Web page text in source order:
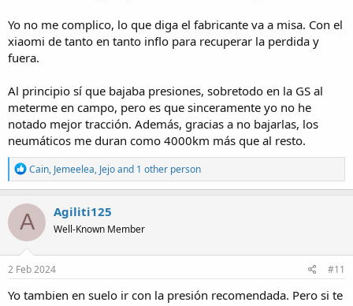
Yo no me complico, lo que diga el fabricante va a misa. Con el
xiaomi de tanto en tanto inflo para recuperar la perdida y
fuera.
Al principio sí que bajaba presiones, sobretodo en la GS al
meterme en campo, pero es que sinceramente yo no he
notado mejor tracción. Además, gracias a no bajarlas, los
neumáticos me duran como 4000km más que al resto.
R
e
a
c
t
o
n
s
Cain, Jemeelea, Jejoand 1 other person
A Agiliti125
Well-Known Member
2 Feb 2024 #11
Yo tambien en suelo ir con la presión recomendada. Pero si te